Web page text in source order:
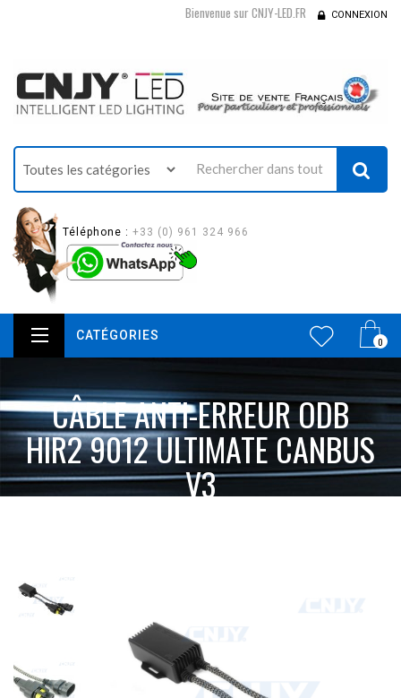
Bienvenue sur CNJY-LED.FR CONNEXION
Téléphone : +33 (0) 961 324 966
0
CATÉGORIES
CÂBLE ANTI-ERREUR ODB
HIR2 9012 ULTIMATE CANBUS
V3